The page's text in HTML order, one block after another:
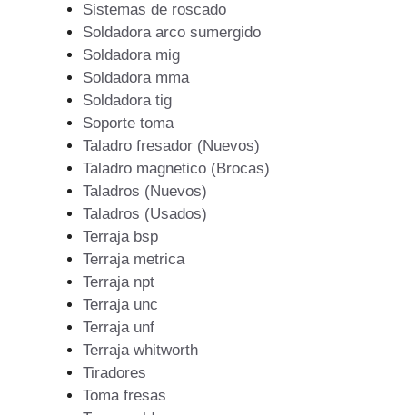
Sistemas de roscado
Soldadora arco sumergido
Soldadora mig
Soldadora mma
Soldadora tig
Soporte toma
Taladro fresador (Nuevos)
Taladro magnetico (Brocas)
Taladros (Nuevos)
Taladros (Usados)
Terraja bsp
Terraja metrica
Terraja npt
Terraja unc
Terraja unf
Terraja whitworth
Tiradores
Toma fresas